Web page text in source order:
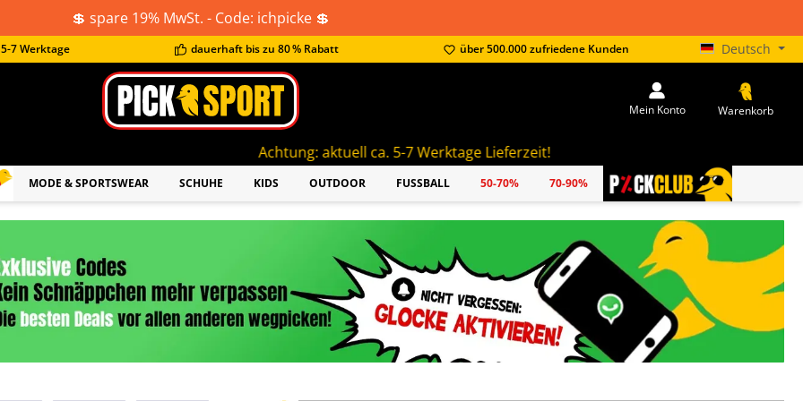
💲 spare 19% MwSt. - Code: ichpicke 💲
7 Werktage dauerhaft bis zu 80 % Rabatt über 500.000 zufriedene Kunden Deutsch
Achtung: aktuell ca. 5-7 Werktage Lieferzeit!
Mein Konto Warenkorb
MODE & SPORTSWEAR SCHUHE KIDS OUTDOOR FUSSBALL 50-70% 70-90% PICKCLUB